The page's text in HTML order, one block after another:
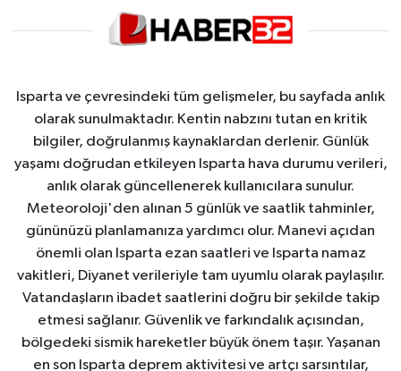
Isparta ve çevresindeki tüm gelişmeler, bu sayfada anlık
olarak sunulmaktadır. Kentin nabzını tutan en kritik
bilgiler, doğrulanmış kaynaklardan derlenir. Günlük
yaşamı doğrudan etkileyen Isparta hava durumu verileri,
anlık olarak güncellenerek kullanıcılara sunulur.
Meteoroloji'den alınan 5 günlük ve saatlik tahminler,
gününüzü planlamanıza yardımcı olur. Manevi açıdan
önemli olan Isparta ezan saatleri ve Isparta namaz
vakitleri, Diyanet verileriyle tam uyumlu olarak paylaşılır.
Vatandaşların ibadet saatlerini doğru bir şekilde takip
etmesi sağlanır. Güvenlik ve farkındalık açısından,
bölgedeki sismik hareketler büyük önem taşır. Yaşanan
en son Isparta deprem aktivitesi ve artçı sarsıntılar,